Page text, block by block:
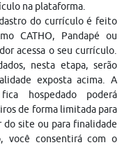
na plataforma.
do currículo é feito
CATHO, Pandapé ou
acessa o seu currículo.
nesta etapa, serão
exposta acima. A
hospedado poderá
de forma limitada para
site ou para finalidade
você consentirá com o